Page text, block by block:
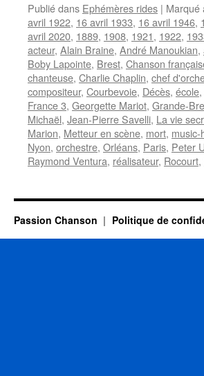
Publié dans Ephémères rides | Marqué
avril 1922, 16 avril 1933, 16 avril 1946,
avril 2020, 1889, 1908, 1921, 1922,
acteur, Alain Braine, André Manoukian,
Boby Lapointe, Brest, Chanson
chanteuse, Charlie Chaplin, chef
compositeur, Courbevoie, Décès, école,
France 3, Georgette Mariot, Grande-
Michaël, Jean-Pierre Savelli, La vie
Marion, Metteur en scène, mort, music-
Nyon, orchestre, Orléans, Paris, Peter
Raymond Ventura, réalisateur, Rocourt,
Passion Chanson Politique de